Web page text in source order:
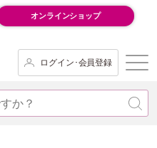
オンラインショップ
ログイン･会員登録